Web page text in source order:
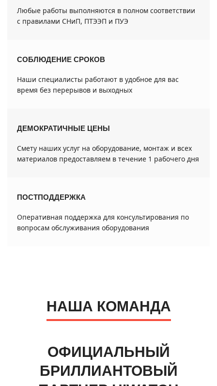
Любые работы выполняются в полном соответствии
с правилами СНиП, ПТЭЭП и ПУЭ
СОБЛЮДЕНИЕ СРОКОВ
Наши специалисты работают в удобное для вас
время без перерывов и выходных
ДЕМОКРАТИЧНЫЕ ЦЕНЫ
Смету наших услуг на оборудование, монтаж и всех
материалов предоставляем в течение 1 рабочего дня
ПОСТПОДДЕРЖКА
Оперативная поддержка для консультирования по
вопросам обслуживания оборудования
НАША КОМАНДА
ОФИЦИАЛЬНЫЙ
БРИЛЛИАНТОВЫЙ